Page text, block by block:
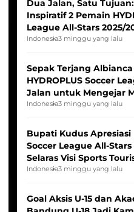
Dua Jalan, Satu
Inspiratif 2 Pemain
League All-Stars 2025/
Seleksi Timnas
Indonesia3 minggu yang lalu
Sepak Terjang
HYDROPLUS Soccer
Jalan untuk Mengejar
Indonesia Putri
Indonesia3 minggu yang lalu
Bupati Kudus Apresiasi
Soccer League All-Stars
Selaras Visi Sports
Indonesia3 minggu yang lalu
Goal Aksis U-15 dan